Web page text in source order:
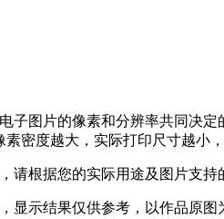
子图片的像素和分辨率共同决
密度越大，实际打印尺寸越小
请根据您的实际用途及图片支持
显示结果仅供参考，以作品原图